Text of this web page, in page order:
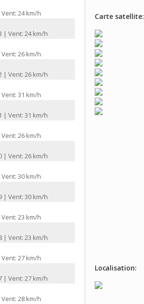
24 km/h
| Vent: 24 km/h
26 km/h
| Vent: 26 km/h
31 km/h
| Vent: 31 km/h
26 km/h
| Vent: 26 km/h
30 km/h
| Vent: 30 km/h
23 km/h
| Vent: 23 km/h
27 km/h
| Vent: 27 km/h
28 km/h
Carte satellite:
Localisation: